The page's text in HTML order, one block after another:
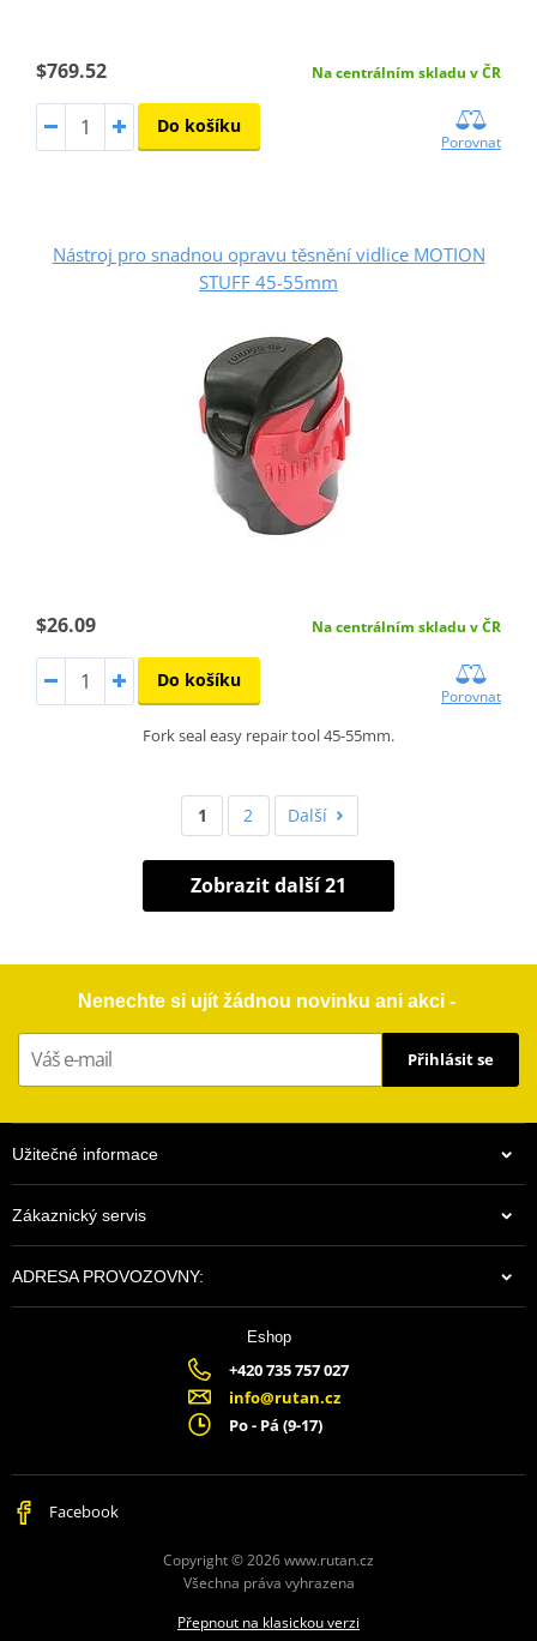
$769.52 Na centrálním skladu v ČR
Do košíku
Porovnat
Nástroj pro snadnou opravu těsnění vidlice MOTION
STUFF 45-55mm
$26.09 Na centrálním skladu v ČR
Do košíku
Porovnat
Fork seal easy repair tool 45-55mm.
1 2 Další
Zobrazit další 21
Nenechte si ujít žádnou novinku ani akci -
Přihlásit se
Užitečné informace
Zákaznický servis
ADRESA PROVOZOVNY:
Eshop
+420 735 757 027
info@rutan.cz
Po - Pá (9-17)
Facebook
Copyright © 2026 www.rutan.cz
Všechna práva vyhrazena
Přepnout na klasickou verzi